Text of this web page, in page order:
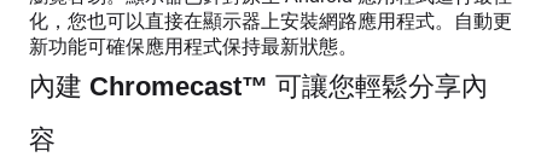
化，您也可以直接在顯示器上安裝網路應用程式。自動更
新功能可確保應用程式保持最新狀態。
內建 Chromecast™ 可讓您輕鬆分享內
容